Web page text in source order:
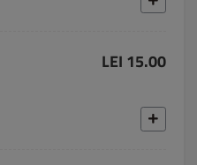
LEI 15.00